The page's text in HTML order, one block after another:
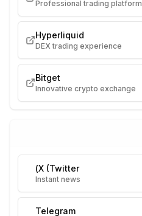
Professional trading platform
Hyperliquid
DEX trading experience
Bitget
Innovative crypto exchange
X (Twitter)
Instant news
Telegram